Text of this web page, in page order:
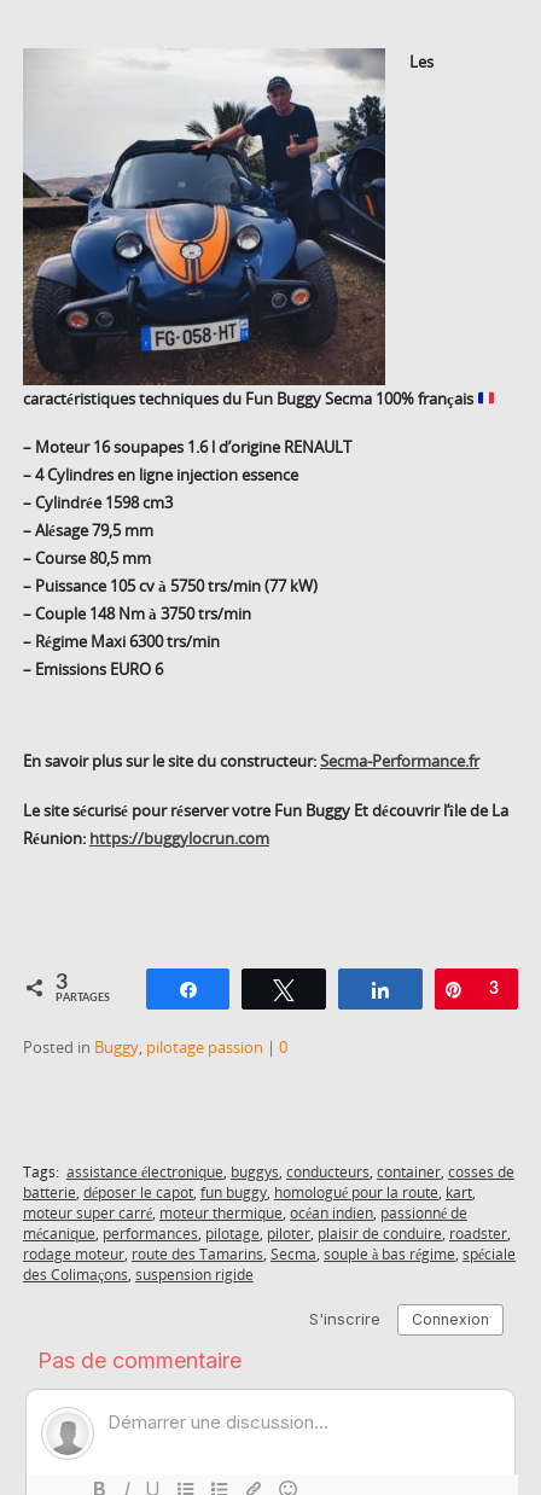
Les
caractéristiques techniques du Fun Buggy Secma 100% français
– Moteur 16 soupapes 1.6 l d’origine RENAULT
– 4 Cylindres en ligne injection essence
– Cylindrée 1598 cm3
– Alésage 79,5 mm
– Course 80,5 mm
– Puissance 105 cv à 5750 trs/min (77 kW)
– Couple 148 Nm à 3750 trs/min
– Régime Maxi 6300 trs/min
– Emissions EURO 6
En savoir plus sur le site du constructeur:Secma-Performance.fr
Le site sécurisé pour réserver votre Fun Buggy Et découvrir l’île de La
Réunion: https://buggylocrun.com
3
PARTAGES
Partagez Partagez Épingle
3
Posted in Buggy, pilotage passion | 0
Tags: assistance électronique, buggys, conducteurs, container, cosses de
batterie, déposer le capot, fun buggy, homologué pour la route, kart,
moteur super carré, moteur thermique, océan indien, passionné de
mécanique, performances, pilotage, piloter, plaisir de conduire, roadster,
rodage moteur, route des Tamarins, Secma, souple à bas régime, spéciale
des Colimaçons, suspension rigide